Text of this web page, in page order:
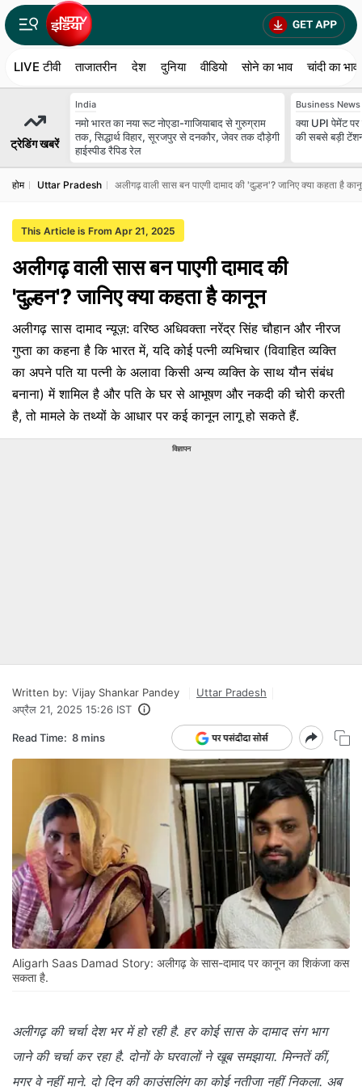
LIVE टीवी ताजातरीन देश दुनिया वीडियो सोने का भाव चांदी का भाव
ट्रेडिंग खबरें
India
नमो भारत का नया रूट नोएडा-गाजियाबाद से गुरुग्राम
तक, सिद्धार्थ विहार, सूरजपुर से दनकौर, जेवर तक दौड़ेगी
हाईस्पीड रैपिड रेल
Business News
क्या UPI पेमेंट
की सबसे बड़ी
होम Uttar Pradesh अलीगढ़ वाली सास बन पाएगी दामाद की 'दुल्हन'? जानिए क्या कहता है
This Article is From Apr 21, 2025
अलीगढ़ वाली सास बन पाएगी दामाद की
'दुल्हन'? जानिए क्या कहता है कानून
अलीगढ़ सास दामाद न्यूज़: वरिष्ठ अधिवक्ता नरेंद्र सिंह चौहान और नीरज
गुप्ता का कहना है कि भारत में, यदि कोई पत्नी व्यभिचार (विवाहित व्यक्ति
का अपने पति या पत्नी के अलावा किसी अन्य व्यक्ति के साथ यौन संबंध
बनाना) में शामिल है और पति के घर से आभूषण और नकदी की चोरी करती
है, तो मामले के तथ्यों के आधार पर कई कानून लागू हो सकते हैं.
विज्ञापन
Written by: Vijay Shankar Pandey
Uttar Pradesh
अप्रैल 21, 2025 15:26 IST
Read Time: 8 mins
Aligarh Saas Damad Story: अलीगढ़ के सास-दामाद पर कानून का शिकंजा कस
सकता है.
अलीगढ़ की चर्चा देश भर में हो रही है. हर कोई सास के दामाद संग भाग
जाने की चर्चा कर रहा है. दोनों के घरवालों ने खूब समझाया. मिन्नतें कीं,
मगर वे नहीं माने. दो दिन की काउंसलिंग का कोई नतीजा नहीं निकला. अब